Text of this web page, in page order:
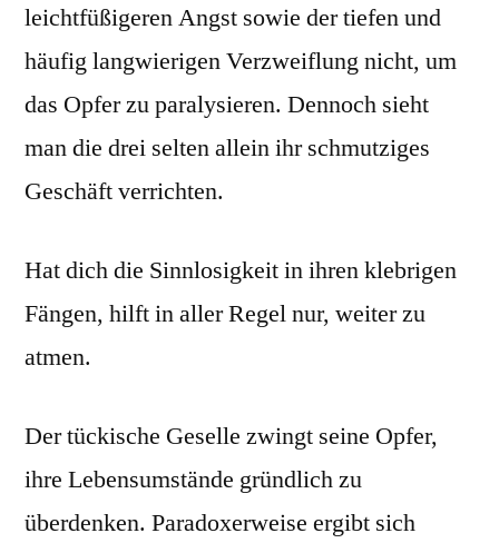
leichtfüßigeren Angst sowie der tiefen und
häufig langwierigen Verzweiflung nicht, um
das Opfer zu paralysieren. Dennoch sieht
man die drei selten allein ihr schmutziges
Geschäft verrichten.
Hat dich die Sinnlosigkeit in ihren klebrigen
Fängen, hilft in aller Regel nur, weiter zu
atmen.
Der tückische Geselle zwingt seine Opfer,
ihre Lebensumstände gründlich zu
überdenken. Paradoxerweise ergibt sich